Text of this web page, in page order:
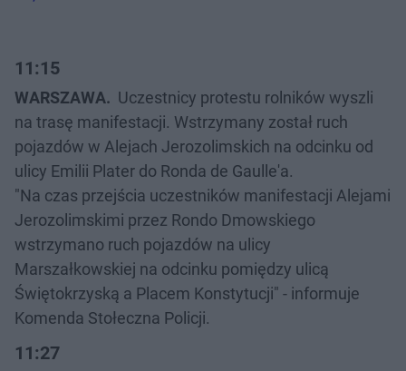
11:15
WARSZAWA. Uczestnicy protestu rolników wyszli
na trasę manifestacji. Wstrzymany został ruch
pojazdów w Alejach Jerozolimskich na odcinku od
ulicy Emilii Plater do Ronda de Gaulle'a.
"Na czas przejścia uczestników manifestacji Alejami
Jerozolimskimi przez Rondo Dmowskiego
wstrzymano ruch pojazdów na ulicy
Marszałkowskiej na odcinku pomiędzy ulicą
Świętokrzyską a Placem Konstytucji" - informuje
Komenda Stołeczna Policji.
11:27